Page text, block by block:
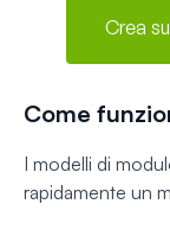
Crea
Come
I modelli di
rapidamente un